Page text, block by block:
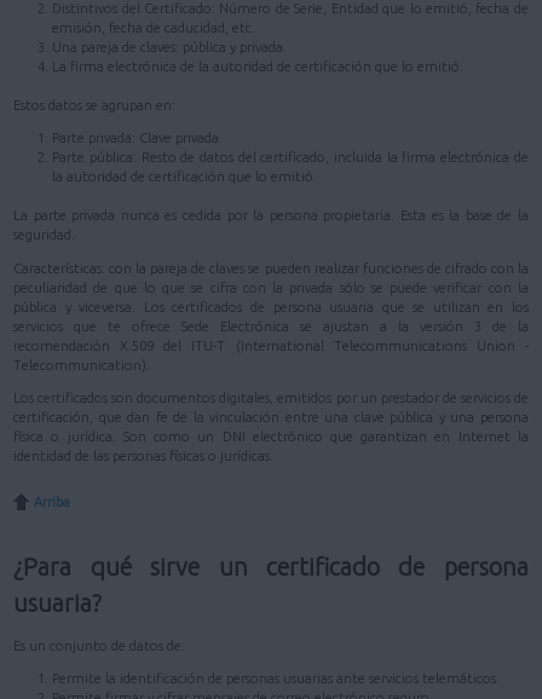
Distintivos del Certificado: Número de Serie, Entidad que lo emitió, fecha de
emisión, fecha de caducidad, etc.
Una pareja de claves: pública y privada.
La firma electrónica de la autoridad de certificación que lo emitió.
Estos datos se agrupan en:
Parte privada: Clave privada.
Parte pública: Resto de datos del certificado, incluida la firma electrónica de
la autoridad de certificación que lo emitió.
La parte privada nunca es cedida por la persona propietaria. Esta es la base de la
seguridad.
Características: con la pareja de claves se pueden realizar funciones de cifrado con la
peculiaridad de que lo que se cifra con la privada sólo se puede verificar con la
pública y viceversa. Los certificados de persona usuaria que se utilizan en los
servicios que te ofrece Sede Electrónica se ajustan a la versión 3 de la
recomendación X.509 del ITU-T (International Telecommunications Union -
Telecommunication).
Los certificados son documentos digitales, emitidos por un prestador de servicios de
certificación, que dan fe de la vinculación entre una clave pública y una persona
física o jurídica. Son como un DNI electrónico que garantizan en Internet la
identidad de las personas físicas o jurídicas.
Arriba
¿Para qué sirve un certificado de persona
usuaria?
Es un conjunto de datos de:
Permite la identificación de personas usuarias ante servicios telemáticos.